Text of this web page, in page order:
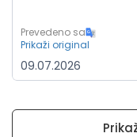
Prevedeno sa
Prikaži original
09.07.2026